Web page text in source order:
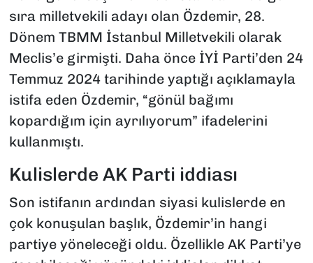
sıra milletvekili adayı olan Özdemir, 28.
Dönem TBMM İstanbul Milletvekili olarak
Meclis’e girmişti. Daha önce İYİ Parti’den 24
Temmuz 2024 tarihinde yaptığı açıklamayla
istifa eden Özdemir, “gönül bağımı
kopardığım için ayrılıyorum” ifadelerini
kullanmıştı.
Kulislerde AK Parti iddiası
Son istifanın ardından siyasi kulislerde en
çok konuşulan başlık, Özdemir’in hangi
partiye yöneleceği oldu. Özellikle AK Parti’ye